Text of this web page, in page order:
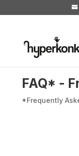
FAQ* -
*Frequently